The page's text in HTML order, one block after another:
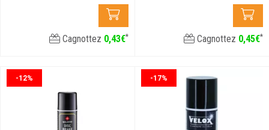
Cagnottez 0,43€* Cagnottez 0,45€*
-12% -17%